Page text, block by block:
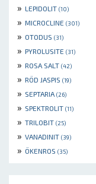
» LEPIDOLIT (10)
» MICROCLINE (301)
» OTODUS (31)
» PYROLUSITE (31)
» ROSA SALT (42)
» RÖD JASPIS (19)
» SEPTARIA (26)
» SPEKTROLIT (11)
» TRILOBIT (25)
» VANADINIT (39)
» ÖKENROS (35)